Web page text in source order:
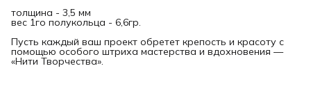
толщина - 3,5 мм
вес 1го полукольца - 6,6гр.
Пусть каждый ваш проект обретет крепость и красоту с
помощью особого штриха мастерства и вдохновения —
«Нити Творчества».